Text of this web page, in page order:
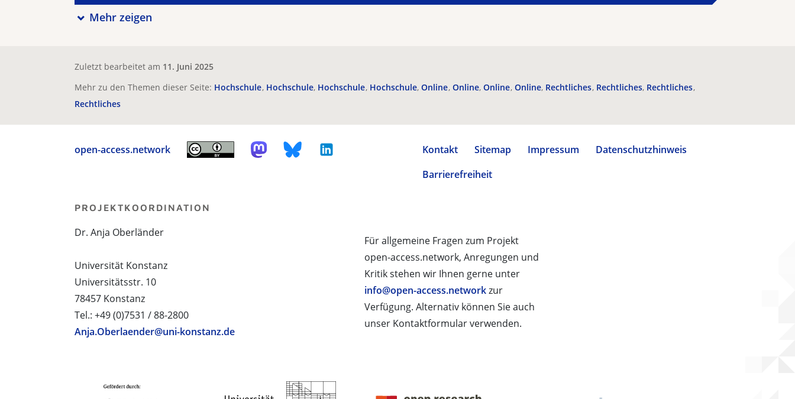
Mehr zeigen
Zuletzt bearbeitet am 11. Juni 2025
Mehr zu den Themen dieser Seite: Hochschule Hochschule Hochschule Hochschule Online Online Online Online Rechtliches Rechtliches Rechtliches
Rechtliches
open-access.network Kontakt Sitemap Impressum
Datenschutzhinweis
Barrierefreiheit
Für allgemeine Fragen zum Projekt
open-access.network, Anregungen und
Kritik stehen wir Ihnen gerne unter
info@open-access.networkzur
Verfügung. Alternativ können Sie auch
unser Kontaktformular verwenden.
PROJEKTKOORDINATION
Dr. Anja Oberländer
Universität Konstanz
Universitätsstr. 10
78457 Konstanz
Tel.: +49 (0)7531 / 88-2800
Anja.Oberlaender@uni-konstanz.de